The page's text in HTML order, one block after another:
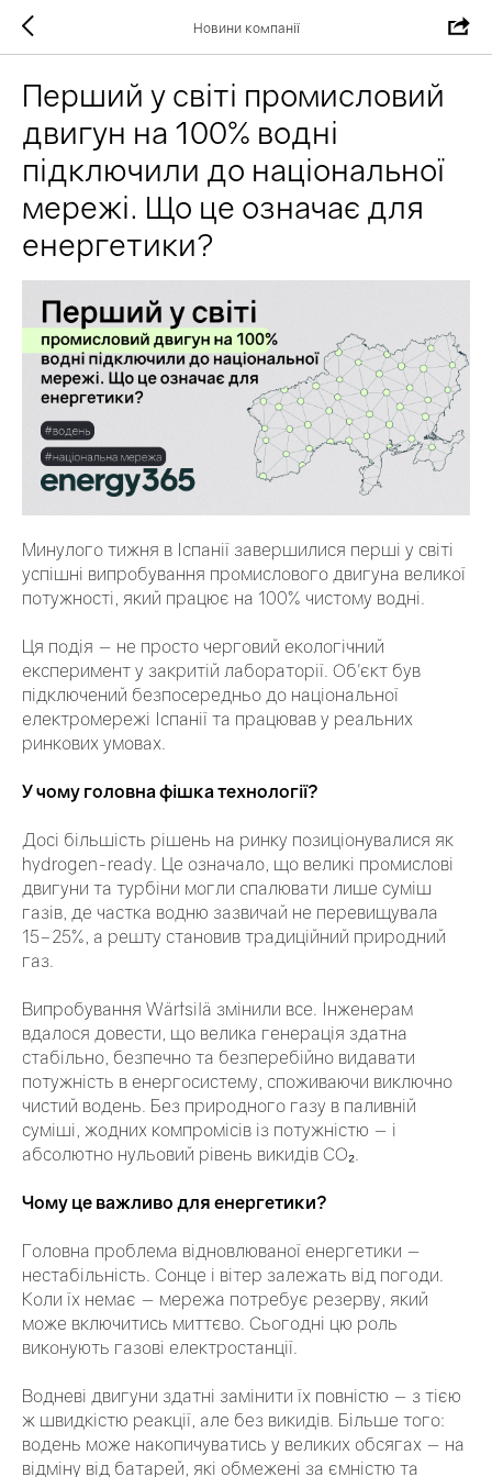
Новини компанії
Перший у світі промисловий
двигун на 100% водні
підключили до національної
мережі. Що це означає для
енергетики?
Минулого тижня в Іспанії завершилися перші у світі
успішні випробування промислового двигуна великої
потужності, який працює на 100% чистому водні.
Ця подія — не просто черговий екологічний
експеримент у закритій лабораторії. Об'єкт був
підключений безпосередньо до національної
електромережі Іспанії та працював у реальних
ринкових умовах.
У чому головна фішка технології?
Досі більшість рішень на ринку позиціонувалися як
hydrogen-ready. Це означало, що великі промислові
двигуни та турбіни могли спалювати лише суміш
газів, де частка водню зазвичай не перевищувала
15–25%, а решту становив традиційний природний
газ.
Випробування Wärtsilä змінили все. Інженерам
вдалося довести, що велика генерація здатна
стабільно, безпечно та безперебійно видавати
потужність в енергосистему, споживаючи виключно
чистий водень. Без природного газу в паливній
суміші, жодних компромісів із потужністю — і
абсолютно нульовий рівень викидів CO₂.
Чому це важливо для енергетики?
Головна проблема відновлюваної енергетики —
нестабільність. Сонце і вітер залежать від погоди.
Коли їх немає — мережа потребує резерву, який
може включитись миттєво. Сьогодні цю роль
виконують газові електростанції.
Водневі двигуни здатні замінити їх повністю — з тією
ж швидкістю реакції, але без викидів. Більше того:
водень може накопичуватись у великих обсягах — на
відміну від батарей, які обмежені за ємністю та